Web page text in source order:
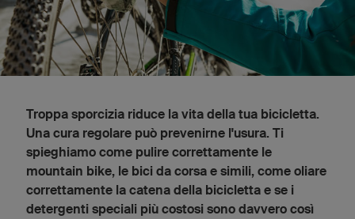
Troppa sporcizia riduce la vita della tua bicicletta.
Una cura regolare può prevenirne l'usura. Ti
spieghiamo come pulire correttamente le
mountain bike, le bici da corsa e simili, come oliare
correttamente la catena della bicicletta e se i
detergenti speciali più costosi sono davvero così